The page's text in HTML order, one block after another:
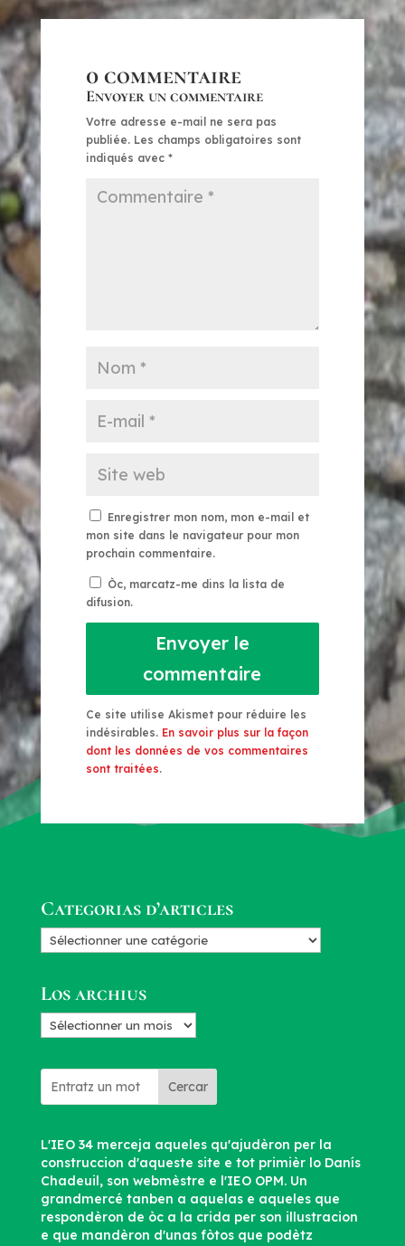
0 commentaire
Envoyer un commentaire
Votre adresse e-mail ne sera pas
publiée. Les champs obligatoires sont
indiqués avec *
Enregistrer mon nom, mon e-mail et
mon site dans le navigateur pour mon
prochain commentaire.
Òc, marcatz-me dins la lista de
difusion.
Envoyer le
commentaire
Ce site utilise Akismet pour réduire les
indésirables. En savoir plus sur la façon
dont les données de vos commentaires
sont traitées.
Categorias d’articles
Categorias
Los archius
Los
Cercar
L'IEO 34 merceja aqueles qu'ajudèron per la
construccion d'aqueste site e tot primièr lo Danís
Chadeuil, son webmèstre e l'IEO OPM. Un
grandmercé tanben a aquelas e aqueles que
respondèron de òc a la crida per son illustracion
e que mandèron d'unas fòtos que podètz